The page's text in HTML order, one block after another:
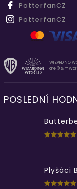
PotterfanCZ
PotterfanCZ
WIZARDING
are © & ™
POSLEDNÍ
...
Plyšáci